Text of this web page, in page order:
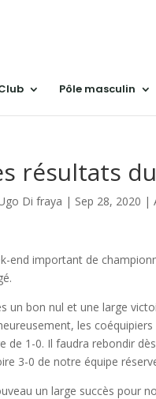
Pôle masculin
résultats
Di fraya | Sep 28, 2020 |
end important de
un bon nul et une large
les coéquipiers
de 1-0. Il faudra rebondir
3-0 de notre équipe
un large succès pour